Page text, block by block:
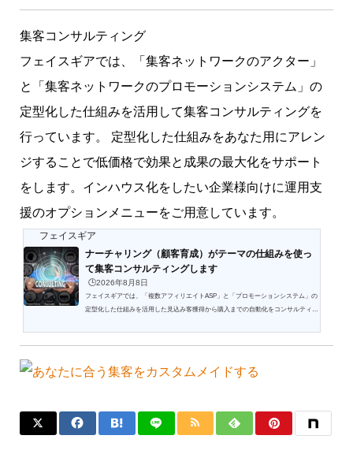
役や論点整理役としてサポートします。経営者の頭の中に...
集客コンサルティング
フェイスギアでは、「集客ネットワークのアクター」
と「集客ネットワークのプロモーションシステム」の
定型化した仕組みを活用して集客コンサルティングを
行っています。 定型化した仕組みをあなた用にアレン
ジすることで低価格で効果と成果の最大化をサポート
をします。インハウス化をしたい企業様向けに運用支
援のオプションメニューをご用意しています。
フェイスギア
ナーチャリング（顧客育成）がテーマの仕組みを使っ
て集客コンサルティングします
🕒️2026年8月8日
フェイスギアでは、「複数アフィリエイトASP」と「プロモーションシステム」の
定型化した仕組みを活用した見込み客獲得から購入までの自動化をコンサルティン
（顧客育成）をテーマに定型化した集客方法をベースにあなたに...